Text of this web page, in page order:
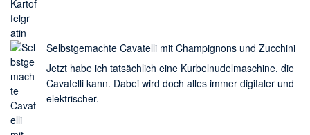
Selbstgemachte Cavatelli mit Champignons und Zucchini
Jetzt habe ich tatsächlich eine Kurbelnudelmaschine, die
Cavatelli kann. Dabei wird doch alles immer digitaler und
elektrischer.